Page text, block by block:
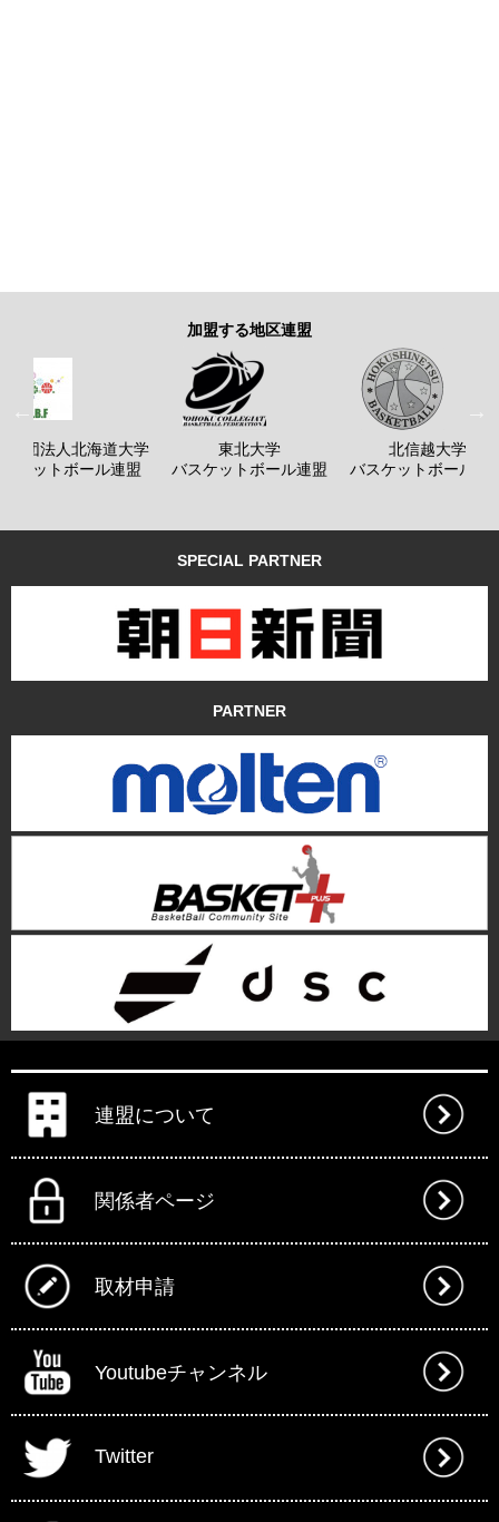
加盟する地区連盟
社団法人北海道大学
ケットボール連盟
東北大学
バスケットボール連盟
北信越大学
バスケットボール連
SPECIAL PARTNER
PARTNER
連盟について
関係者ページ
取材申請
Youtubeチャンネル
Twitter